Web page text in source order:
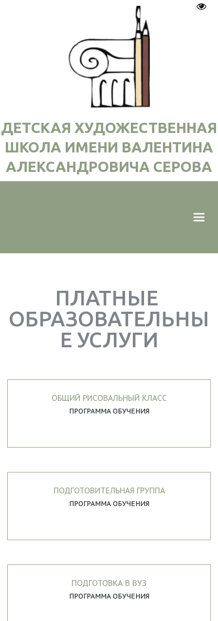
ДЕТСКАЯ ХУДОЖЕСТВЕННАЯ
ШКОЛА ИМЕНИ ВАЛЕНТИНА
АЛЕКСАНДРОВИЧА СЕРОВА
ПЛАТНЫЕ
ОБРАЗОВАТЕЛЬНЫ
Е УСЛУГИ
ОБЩИЙ РИСОВАЛЬНЫЙ КЛАСС
ПРОГРАММА ОБУЧЕНИЯ
ПОДГОТОВИТЕЛЬНАЯ ГРУППА
ПРОГРАММА ОБУЧЕНИЯ
ПОДГОТОВКА В ВУЗ
ПРОГРАММА ОБУЧЕНИЯ